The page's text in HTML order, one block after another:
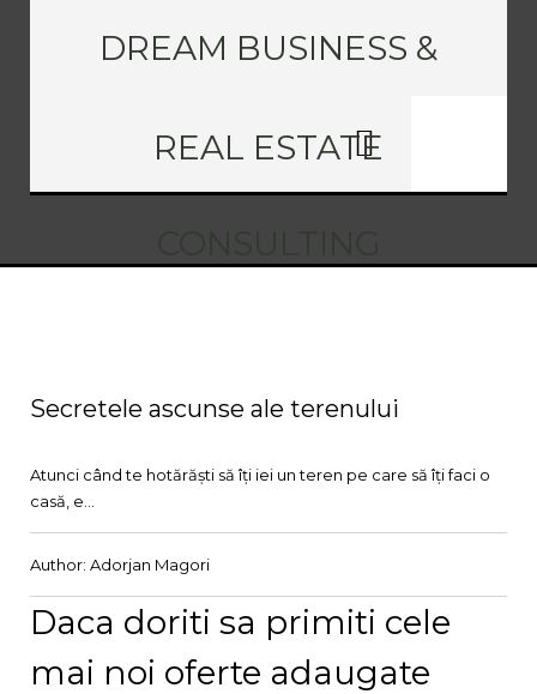
DREAM BUSINESS &
REAL ESTATE
Secretele ascunse ale terenului
20 Mart., 17
Atunci când te hotărăști să îți iei un teren pe care să îți faci o
casă, e...
Author: Adorjan Magori
Daca doriti sa primiti cele
mai noi oferte adaugate